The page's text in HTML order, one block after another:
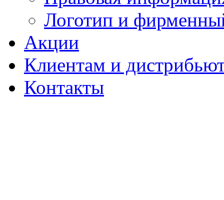
Логотип и
Акции
Клиентам и
Контакты